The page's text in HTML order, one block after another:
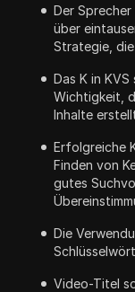
Der
über
Strategie,
Das K in
Wichtigkeit,
Inhalte
Erfolgreiche
Finden von
gutes
Die
Video-Titel